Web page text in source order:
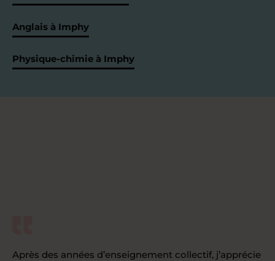
Anglais à Imphy
Physique-chimie à Imphy
Après des années d’enseignement collectif, j’apprécie